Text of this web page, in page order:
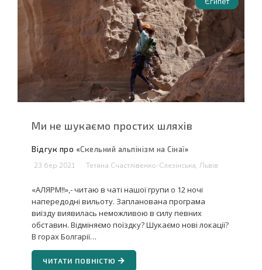
Ми не шукаємо простих шляхів
Відгук про «Скельний альпінізм на Сінаї»
23 бер 2021
Тетяна Счастлівенко-Слезінська, Львів
«АЛЯРМ!!»,- читаю в чаті нашої групи о 12 ночі
напередодні вильоту. Запланована програма
виїзду виявилась неможливою в силу певних
обставин. Відміняємо поїздку? Шукаємо нові локації?
В горах Болгарії…
ЧИТАТИ ПОВНІСТЮ